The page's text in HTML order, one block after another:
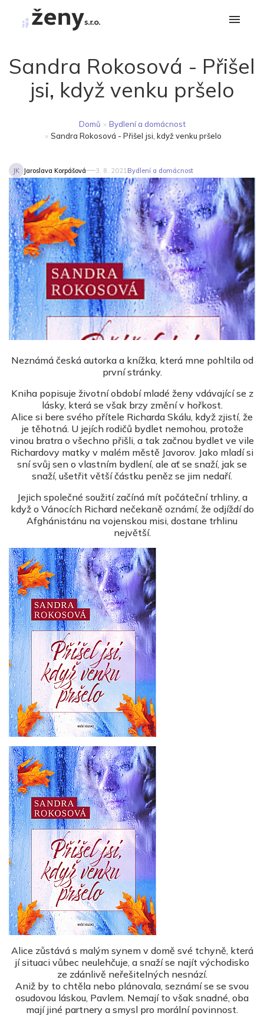
Sandra Rokosová - Přišel
jsi, když venku pršelo
Domů » Bydlení a domácnost
» Sandra Rokosová - Přišel jsi, když venku pršelo
JK Jaroslava Korpášová 3. 8. 2021 Bydlení a domácnost
Neznámá česká autorka a knížka, která mne pohltila od
první stránky.
Kniha popisuje životní období mladé ženy vdávající se z
lásky, která se však brzy změní v hořkost.
Alice si bere svého přítele Richarda Skálu, když zjistí, že
je těhotná. U jejích rodičů bydlet nemohou, protože
vinou bratra o všechno přišli, a tak začnou bydlet ve vile
Richardovy matky v malém městě Javorov. Jako mladí si
sní svůj sen o vlastním bydlení, ale ať se snaží, jak se
snaží, ušetřit větší částku peněz se jim nedaří.
Jejich společné soužití začíná mít počáteční trhliny, a
když o Vánocích Richard nečekaně oznámí, že odjíždí do
Afghánistánu na vojenskou misi, dostane trhlinu
největší.
Alice zůstává s malým synem v domě své tchyně, která
jí situaci vůbec neulehčuje, a snaží se najít východisko
ze zdánlivě neřešitelných nesnází.
Aniž by to chtěla nebo plánovala, seznámí se se svou
osudovou láskou, Pavlem. Nemají to však snadné, oba
mají jiné partnery a smysl pro morální povinnost.